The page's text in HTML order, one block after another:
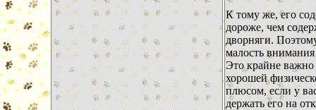
К тому же, его
дороже, чем
дворняги.
малость
Это крайне
хорошей
плюсом, если у
держать его на